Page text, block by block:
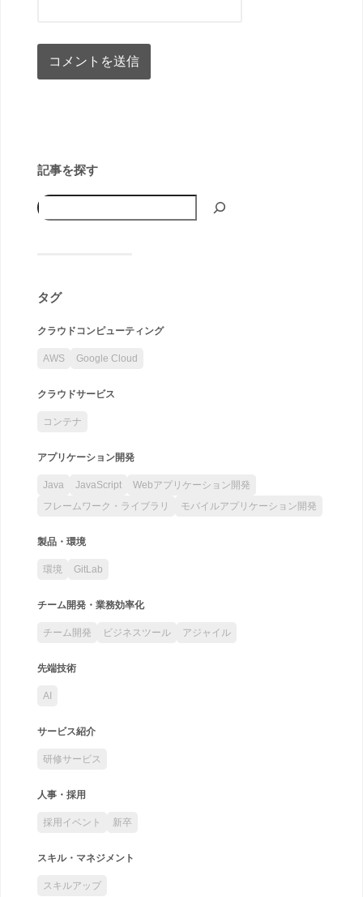
記事を探す
タグ
クラウドコンピューティング
AWS Google Cloud
クラウドサービス
コンテナ
アプリケーション開発
Java JavaScript
Webアプリケーション開発
フレームワーク・ライブラリ
モバイルアプリケーション開発
製品・環境
環境 GitLab
チーム開発・業務効率化
チーム開発 ビジネスツール アジャイル
先端技術
AI
サービス紹介
研修サービス
人事・採用
採用イベント 新卒
スキル・マネジメント
スキルアップ